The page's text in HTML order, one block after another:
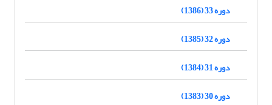
دوره 33 (1386)
دوره 32 (1385)
دوره 31 (1384)
دوره 30 (1383)